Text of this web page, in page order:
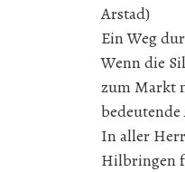
Arstad)
Ein Weg
Wenn die
zum Markt
In aller
Hilbringen